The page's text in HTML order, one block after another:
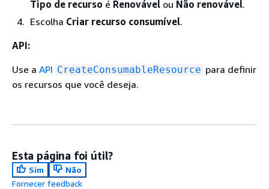
Tipo de recurso é Renovável ou Não renovável.
Escolha Criar recurso consumível.
API:
Use a API CreateConsumableResource para definir
os recursos que você deseja.
Esta página foi útil?
Sim
Não
Fornecer feedback